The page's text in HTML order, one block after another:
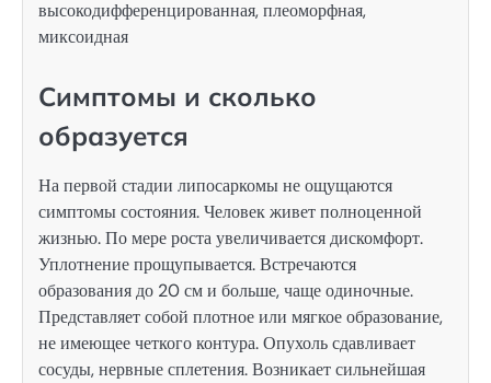
Симптомы и сколько
образуется
На первой стадии липосаркомы не ощущаются
симптомы состояния. Человек живет полноценной
жизнью. По мере роста увеличивается дискомфорт.
Уплотнение прощупывается. Встречаются
образования до 20 см и больше, чаще одиночные.
Представляет собой плотное или мягкое образование,
не имеющее четкого контура. Опухоль сдавливает
сосуды, нервные сплетения. Возникает сильнейшая